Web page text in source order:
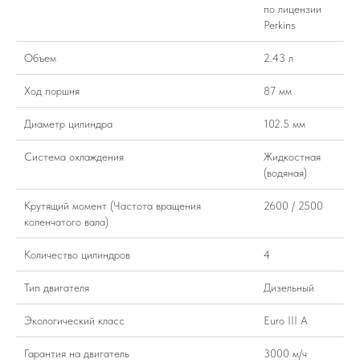
по лицензии
Perkins
Объем 2.43 л
Ход поршня 87 мм
Диаметр цилиндра 102.5 мм
Система охлаждения
Жидкостная
(водяная)
Крутящий момент (Частота вращения
коленчатого вала)
2600 / 2500
Количество цилиндров 4
Тип двигателя Дизельный
Экологический класс Euro III A
Гарантия на двигатель 3000 м/ч